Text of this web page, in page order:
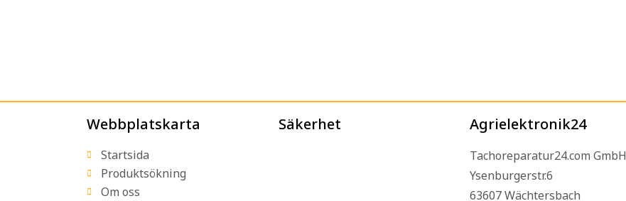
Webbplatskarta
Startsida
Produktsökning
Om oss
Säkerhet Agrielektronik24
Tachoreparatur24.com GmbH
Ysenburgerstr.6
63607 Wächtersbach